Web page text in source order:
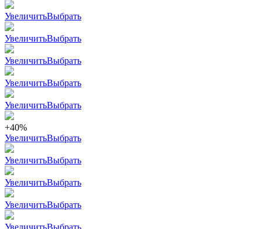
УвеличитьВыбрать
УвеличитьВыбрать
УвеличитьВыбрать
УвеличитьВыбрать
УвеличитьВыбрать
+40%
УвеличитьВыбрать
УвеличитьВыбрать
УвеличитьВыбрать
УвеличитьВыбрать